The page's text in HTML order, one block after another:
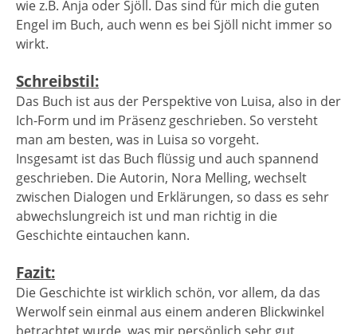
wie z.B. Anja oder Sjöll. Das sind für mich die guten
Engel im Buch, auch wenn es bei Sjöll nicht immer so
wirkt.
Schreibstil:
Das Buch ist aus der Perspektive von Luisa, also in der
Ich-Form und im Präsenz geschrieben. So versteht
man am besten, was in Luisa so vorgeht.
Insgesamt ist das Buch flüssig und auch spannend
geschrieben. Die Autorin, Nora Melling, wechselt
zwischen Dialogen und Erklärungen, so dass es sehr
abwechslungreich ist und man richtig in die
Geschichte eintauchen kann.
Fazit:
Die Geschichte ist wirklich schön, vor allem, da das
Werwolf sein einmal aus einem anderen Blickwinkel